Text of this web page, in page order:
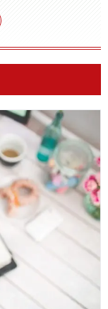
ォーマット